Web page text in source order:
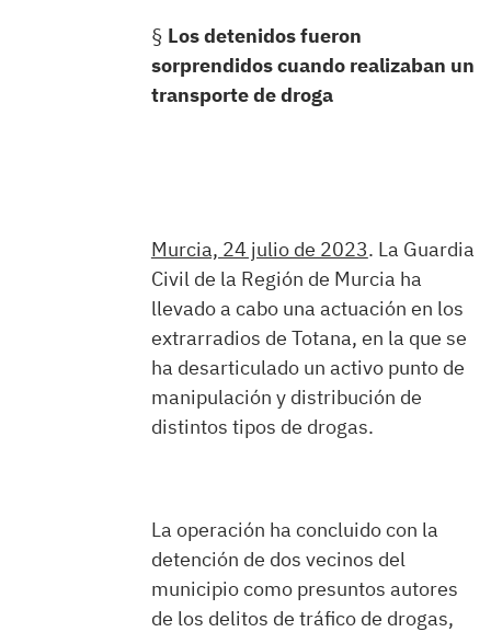
§ Los detenidos fueron
sorprendidos cuando realizaban un
transporte de droga
Murcia, 24 julio de 2023. La Guardia
Civil de la Región de Murcia ha
llevado a cabo una actuación en los
extrarradios de Totana, en la que se
ha desarticulado un activo punto de
manipulación y distribución de
distintos tipos de drogas.
La operación ha concluido con la
detención de dos vecinos del
municipio como presuntos autores
de los delitos de tráfico de drogas,